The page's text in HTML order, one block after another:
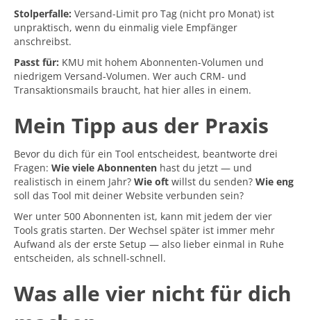
Stolperfalle: Versand-Limit pro Tag (nicht pro Monat) ist
unpraktisch, wenn du einmalig viele Empfänger
anschreibst.
Passt für: KMU mit hohem Abonnenten-Volumen und
niedrigem Versand-Volumen. Wer auch CRM- und
Transaktionsmails braucht, hat hier alles in einem.
Mein Tipp aus der Praxis
Bevor du dich für ein Tool entscheidest, beantworte drei
Fragen: Wie viele Abonnenten hast du jetzt — und
realistisch in einem Jahr? Wie oft willst du senden? Wie eng
soll das Tool mit deiner Website verbunden sein?
Wer unter 500 Abonnenten ist, kann mit jedem der vier
Tools gratis starten. Der Wechsel später ist immer mehr
Aufwand als der erste Setup — also lieber einmal in Ruhe
entscheiden, als schnell-schnell.
Was alle vier nicht für dich